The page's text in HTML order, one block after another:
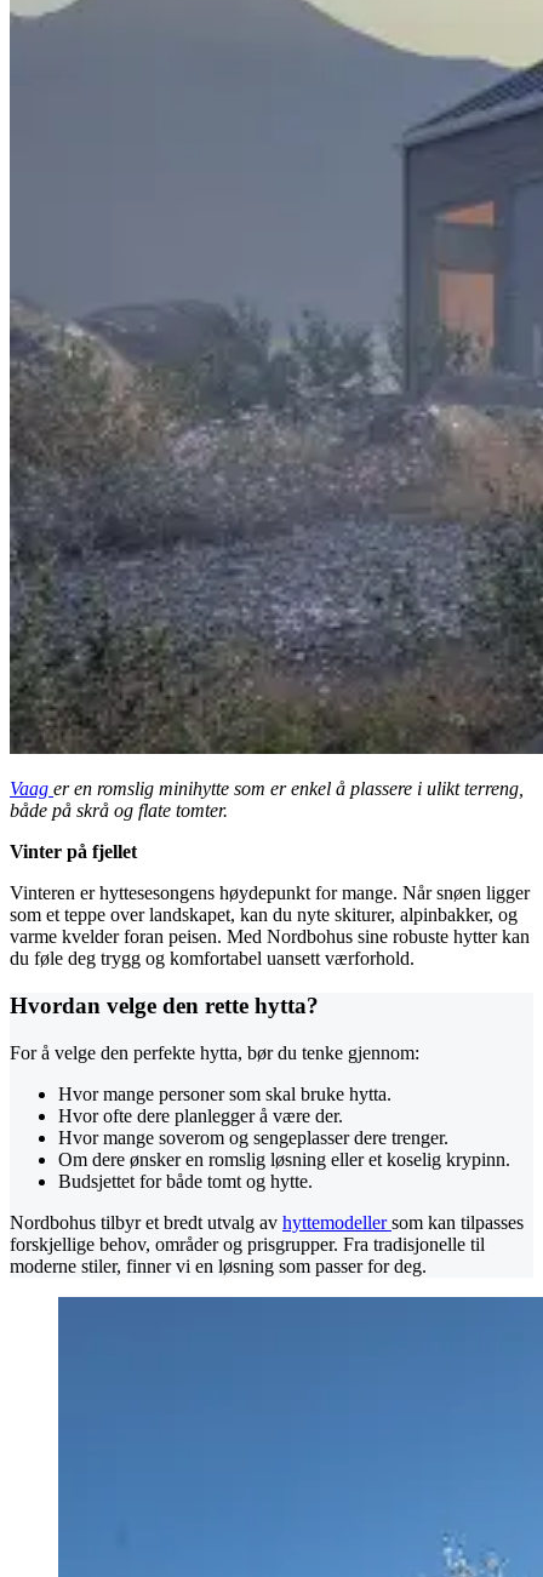
Vaag er en romslig minihytte som er enkel å plassere i ulikt terreng,
både på skrå og flate tomter.
Vinter på fjellet
Vinteren er hyttesesongens høydepunkt for mange. Når snøen ligger
som et teppe over landskapet, kan du nyte skiturer, alpinbakker, og
varme kvelder foran peisen. Med Nordbohus sine robuste hytter kan
du føle deg trygg og komfortabel uansett værforhold.
Hvordan velge den rette hytta?
For å velge den perfekte hytta, bør du tenke gjennom:
Hvor mange personer som skal bruke hytta.
Hvor ofte dere planlegger å være der.
Hvor mange soverom og sengeplasser dere trenger.
Om dere ønsker en romslig løsning eller et koselig krypinn.
Budsjettet for både tomt og hytte.
Nordbohus tilbyr et bredt utvalg av hyttemodellersom kan tilpasses
forskjellige behov, områder og prisgrupper. Fra tradisjonelle til
moderne stiler, finner vi en løsning som passer for deg.